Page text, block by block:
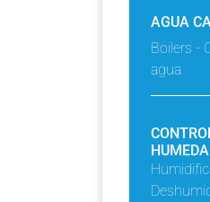
AGUA
Boilers -
agua